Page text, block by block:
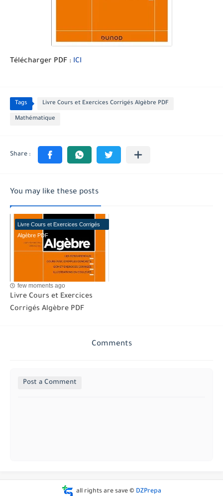
Télécharger PDF : ICI
Tags Livre Cours et Exercices Corrigés Algèbre PDF
Mathématique
You may like these posts
Livre Cours et Exercices Corrigés
Algèbre PDF
few moments ago
Livre Cours et Exercices
Corrigés Algèbre PDF
Comments
Post a Comment
all rights are save © DZPrepa